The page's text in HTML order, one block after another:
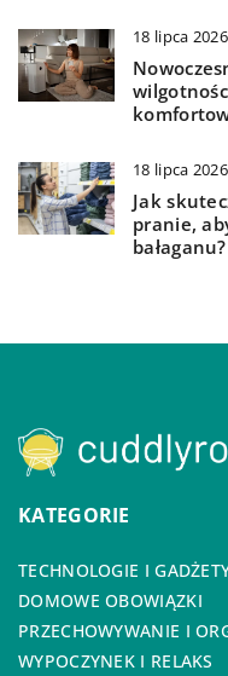
18 lipca 2026
18 lipca 2026
Jak
pranie,
bałaganu?
KATEGORIE
TECHNOLOGIE I
DOMOWE OBOWIĄZKI
PRZECHOWYWANIE I
WYPOCZYNEK I RELAKS